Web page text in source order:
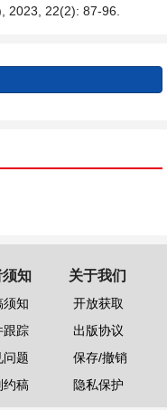
2023, 22(2): 87-96.
知
须知
跟踪
问题
约稿
关于我们
开放获取
出版协议
保存/撤销
隐私保护